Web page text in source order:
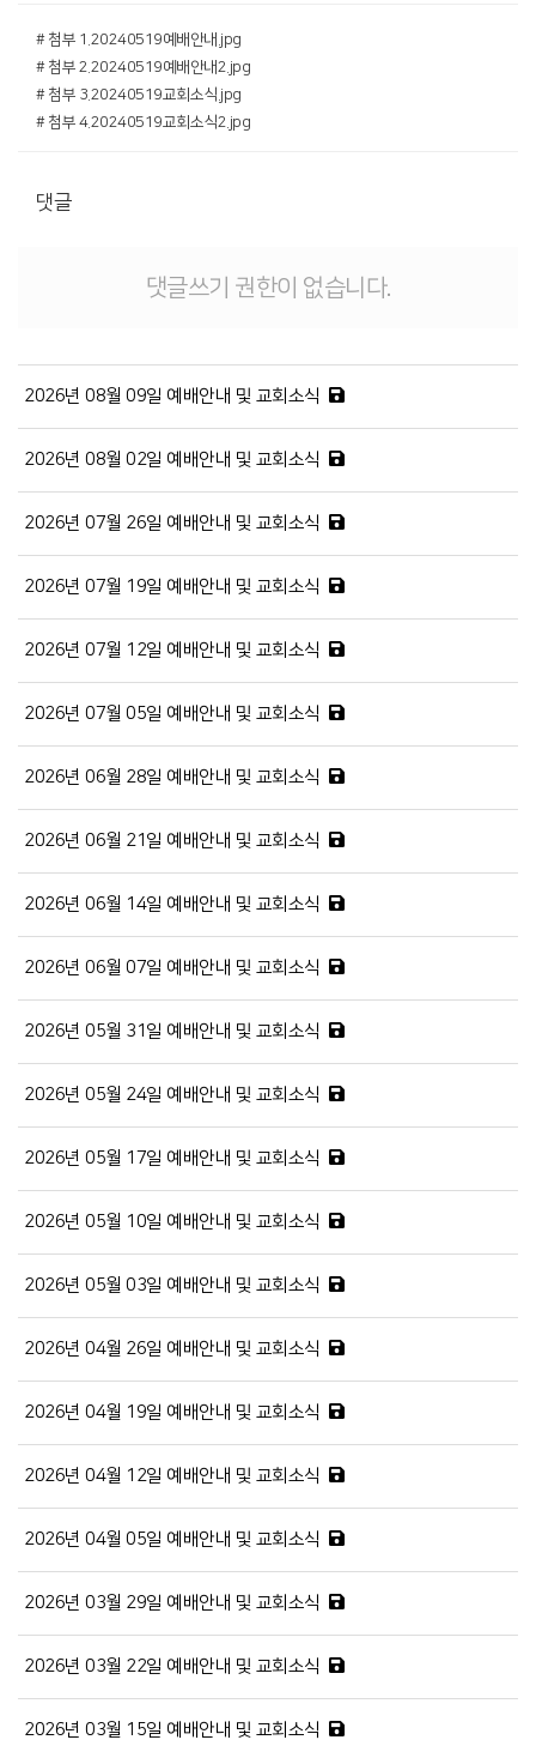
# 첨부 1.20240519예배안내.jpg
# 첨부 2.20240519예배안내2.jpg
# 첨부 3.20240519교회소식.jpg
# 첨부 4.20240519교회소식2.jpg
댓글
댓글쓰기 권한이 없습니다.
2026년 08월 09일 예배안내 및 교회소식
2026년 08월 02일 예배안내 및 교회소식
2026년 07월 26일 예배안내 및 교회소식
2026년 07월 19일 예배안내 및 교회소식
2026년 07월 12일 예배안내 및 교회소식
2026년 07월 05일 예배안내 및 교회소식
2026년 06월 28일 예배안내 및 교회소식
2026년 06월 21일 예배안내 및 교회소식
2026년 06월 14일 예배안내 및 교회소식
2026년 06월 07일 예배안내 및 교회소식
2026년 05월 31일 예배안내 및 교회소식
2026년 05월 24일 예배안내 및 교회소식
2026년 05월 17일 예배안내 및 교회소식
2026년 05월 10일 예배안내 및 교회소식
2026년 05월 03일 예배안내 및 교회소식
2026년 04월 26일 예배안내 및 교회소식
2026년 04월 19일 예배안내 및 교회소식
2026년 04월 12일 예배안내 및 교회소식
2026년 04월 05일 예배안내 및 교회소식
2026년 03월 29일 예배안내 및 교회소식
2026년 03월 22일 예배안내 및 교회소식
2026년 03월 15일 예배안내 및 교회소식